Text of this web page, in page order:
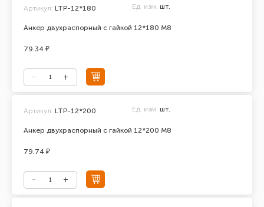
Анкер двухраспорный с гайкой 12*180 М8
Артикул: LTP-12*180 Ед. изм. шт.
79.34 ₽
Анкер двухраспорный с гайкой 12*200 М8
Артикул: LTP-12*200 Ед. изм. шт.
79.74 ₽